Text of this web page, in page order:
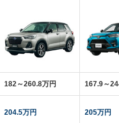
182～260.8万円
204.5万円
167.9～
205万円